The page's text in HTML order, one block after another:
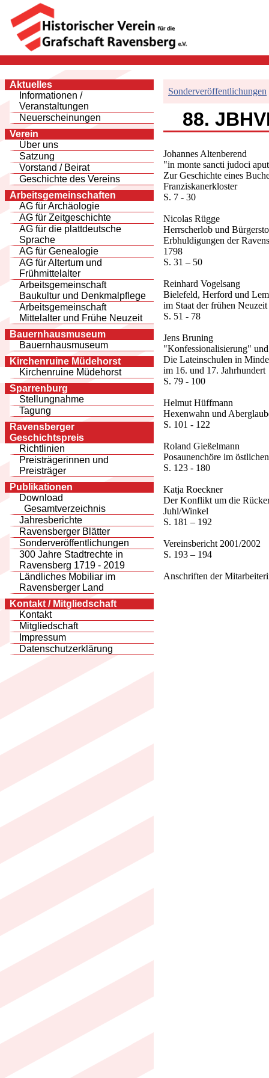
Aktuelles
Informationen /
Veranstaltungen
Neuerscheinungen
Verein
Über uns
Satzung
Vorstand / Beirat
Geschichte des Vereins
Arbeitsgemeinschaften
AG für Archäologie
AG für Zeitgeschichte
AG für die plattdeutsche
Sprache
AG für Genealogie
AG für Altertum und
Frühmittelalter
Arbeitsgemeinschaft
Baukultur und Denkmalpflege
Arbeitsgemeinschaft
Mittelalter und Frühe Neuzeit
Bauernhausmuseum
Bauernhausmuseum
Kirchenruine Müdehorst
Kirchenruine Müdehorst
Sparrenburg
Stellungnahme
Tagung
Ravensberger
Geschichtspreis
Richtlinien
Preisträgerinnen und
Preisträger
Publikationen
Download
Gesamtverzeichnis
Jahresberichte
Ravensberger Blätter
Sonderveröffentlichungen
300 Jahre Stadtrechte in
Ravensberg 1719 - 2019
Ländliches Mobiliar im
Ravensberger Land
Kontakt / Mitgliedschaft
Kontakt
Mitgliedschaft
Impressum
Datenschutzerklärung
Sonderveröffentlichungen
88.
Johannes Altenberend
"in monte sancti judoci
Zur Geschichte eines
Franziskanerkloster
S. 7 - 30
Nicolas Rügge
Herrscherlob und
Erbhuldigungen der
1798
S. 31 – 50
Reinhard Vogelsang
Bielefeld, Herford und
im Staat der frühen Neuzeit
S. 51 - 78
Jens Bruning
"Konfessionalisierung"
Die Lateinschulen in
im 16. und 17. Jahrhundert
S. 79 - 100
Helmut Hüffmann
Hexenwahn und
S. 101 - 122
Roland Gießelmann
Posaunenchöre im
S. 123 - 180
Katja Roeckner
Der Konflikt um die
Juhl/Winkel
S. 181 – 192
Vereinsbericht 2001/2002
S. 193 – 194
Anschriften der